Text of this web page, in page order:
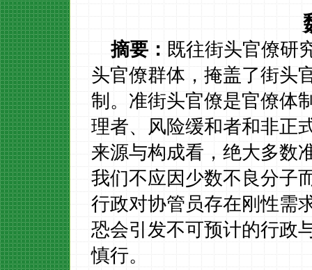
摘要：既往街头官僚研
头官僚群体，掩盖了街头
制。准街头官僚是官僚体
理者、风险缓和者和非正
来源与构成看，绝大多数
我们不应因少数不良分子
行政对协管员存在刚性需
恐会引发不可预计的行政
慎行。